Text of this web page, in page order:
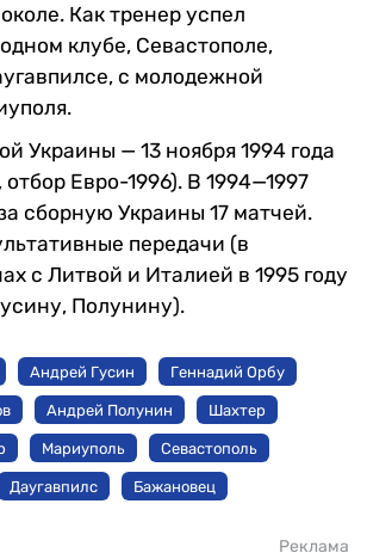
Как тренер успел
клубе, Севастополе,
с молодежной
Украины — 13 ноября 1994 года
Евро-1996). В 1994—1997
сборную Украины 17 матчей.
передачи (в
с Литвой и Италией в 1995 году
Полунину).
Андрей Гусин Геннадий Орбу
Андрей Полунин Шахтер
Мариуполь Севастополь
Даугавпилс Бажановец
Реклама